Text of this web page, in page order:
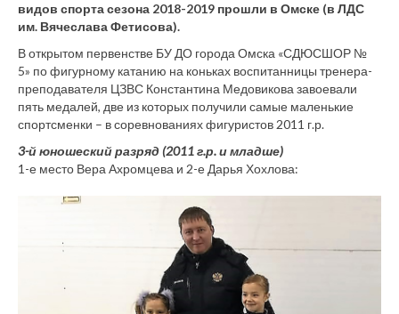
ПЛАТНЫЕ УСЛУГИ КОНТАКТЫ
видов спорта сезона 2018-2019 прошли в Омске (в ЛДС
им. Вячеслава Фетисова).
В открытом первенстве БУ ДО города Омска «СДЮСШОР №
5» по фигурному катанию на коньках воспитанницы тренера-
преподавателя ЦЗВС Константина Медовикова завоевали
пять медалей, две из которых получили самые маленькие
спортсменки – в соревнованиях фигуристов 2011 г.р.
3-й юношеский разряд (2011 г.р. и младше)
1-е место Вера Ахромцева и 2-е Дарья Хохлова: